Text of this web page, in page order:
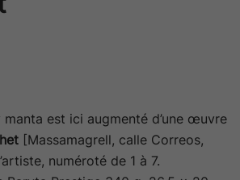
est ici augmenté d’une œuvre
[Massamagrell, calle Correos,
numéroté de 1 à 7.